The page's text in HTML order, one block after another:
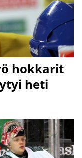
hokkarit
heti